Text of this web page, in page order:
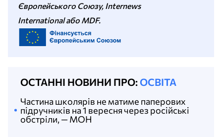
Європейського Союзу, Internews
International або MDF.
ОСТАННІ НОВИНИ ПРО: ОСВІТА
Частина школярів не матиме паперових
підручників на 1 вересня через російські
обстріли, — МОН